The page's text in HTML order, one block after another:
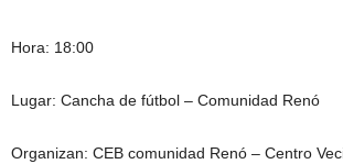
Hora: 18:00
Lugar: Cancha de fútbol – Comunidad Renó
Organizan: CEB comunidad Renó – Centro